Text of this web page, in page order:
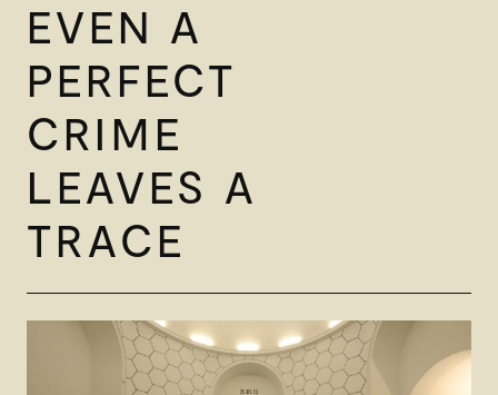
EVEN A
PERFECT
CRIME
LEAVES A
TRACE